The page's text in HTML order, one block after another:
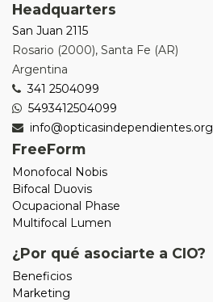
Headquarters
San Juan 2115
Rosario (2000), Santa Fe (AR)
Argentina
341 2504099
5493412504099
info@opticasindependientes.org
FreeForm
Monofocal Nobis
Bifocal Duovis
Ocupacional Phase
Multifocal Lumen
¿Por qué asociarte a CIO?
Beneficios
Marketing